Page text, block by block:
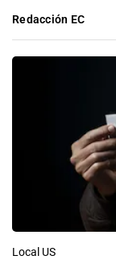
Redacción EC
Local US